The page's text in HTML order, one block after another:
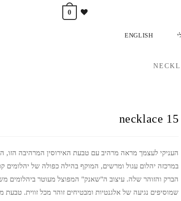
0
ENGLISH
necklace 15
העניקי לעצמך מראה מרהיב עם טבעת האירוסין המרהיבה הזו,
במרכזה יהלום עגול ומרשים, המוקף בהילה כפולה של יהלומים
הברק והזוהר שלה. עיצוב ה"שאנק" המפוצל מעוטר ביהלומים
שמוסיפים נגיעה של אלגנטיות ומבטיחים זוהר מכל זווית. טבעת